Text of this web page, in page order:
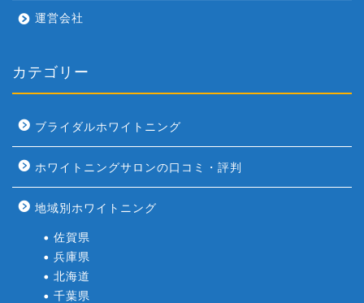
運営会社
カテゴリー
ブライダルホワイトニング
ホワイトニングサロンの口コミ・評判
地域別ホワイトニング
佐賀県
兵庫県
北海道
千葉県